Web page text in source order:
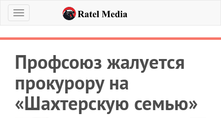
Меню
Профсоюз жалуется
прокурору на
«Шахтерскую семью»